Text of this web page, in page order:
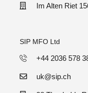
Im Alten Riet
SIP MFO Ltd
+44 2036 578
uk@sip.ch